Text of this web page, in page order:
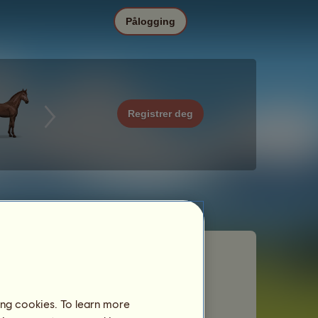
Registrer deg
Pålogging
cookies. To learn more